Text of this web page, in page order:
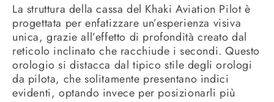
La struttura della cassa del Khaki Aviation Pilot è
progettata per enfatizzare un’esperienza visiva
unica, grazie all’effetto di profondità creato dal
reticolo inclinato che racchiude i secondi. Questo
orologio si distacca dal tipico stile degli orologi
da pilota, che solitamente presentano indici
evidenti, optando invece per posizionarli più